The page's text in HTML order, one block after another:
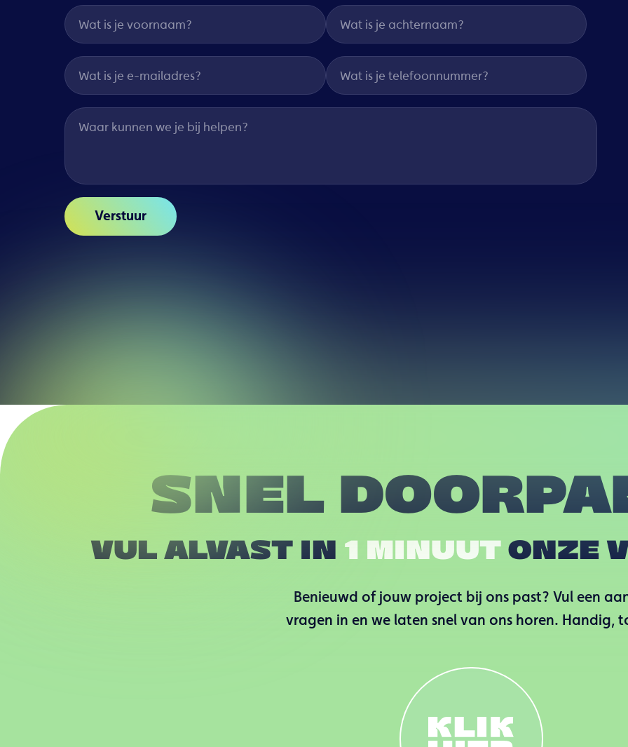
Wat is je voornaam? Wat is je achternaam?
Wat is je e-mailadres? Wat is je telefoonnummer?
Waar kunnen we je bij helpen?
Verstuur
VUL ALVAST IN 1 MINUUTONZE
Benieuwd of jouw project bij ons past? Vul een
vragen in en we laten snel van ons horen. Handig,
SNEL